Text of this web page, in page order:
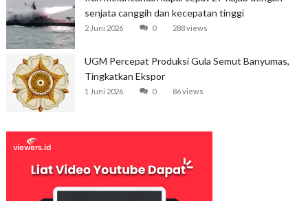
senjata canggih dan kecepatan tinggi
2 Juni 2026 0 288 views
UGM Percepat Produksi Gula Semut Banyumas,
Tingkatkan Ekspor
1 Juni 2026 0 86 views